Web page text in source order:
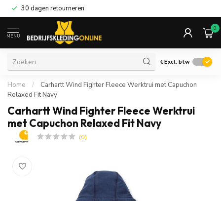
30 dagen retourneren
MENU
0
€Excl. btw
Home /
Carhartt Wind Fighter Fleece Werktrui met Capuchon
Relaxed Fit Navy
Carhartt Wind Fighter Fleece Werktrui
met Capuchon Relaxed Fit Navy
(0)